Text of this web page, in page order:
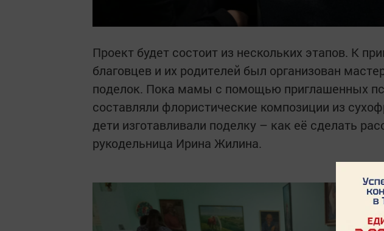
Проект будет состоит из нескольких этапов. К
благовцев и их родителей был организован
поделок. Пока мамы с помощью приглашенных
составляли флористические композиции из
дети изготавливали поделку – как её сделать
рукодельница Ирина Жилина.